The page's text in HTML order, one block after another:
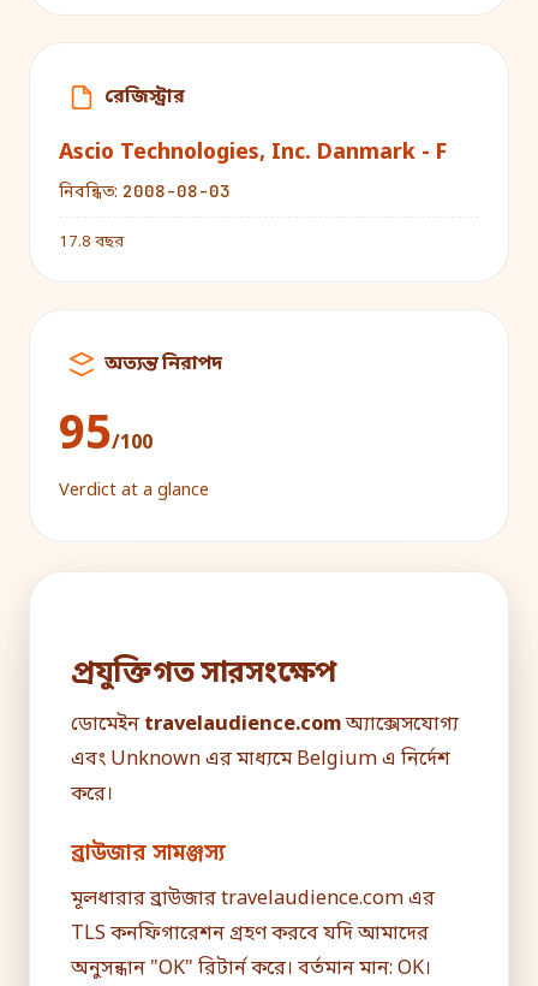
রেজিস্ট্রার
Ascio Technologies, Inc. Danmark - F
নিবন্ধিত: 2008-08-03
17.8 বছর
অত্যন্ত নিরাপদ
95/100
Verdict at a glance
প্রযুক্তিগত সারসংক্ষেপ
ডোমেইন travelaudience.comঅ্যাক্সেসযোগ্য
এবং Unknown এর মাধ্যমে Belgium এ নির্দেশ
করে।
ব্রাউজার সামঞ্জস্য
মূলধারার ব্রাউজার travelaudience.com এর
TLS কনফিগারেশন গ্রহণ করবে যদি আমাদের
অনুসন্ধান "OK" রিটার্ন করে। বর্তমান মান: OK।